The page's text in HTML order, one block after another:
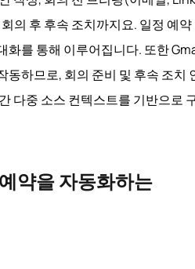
의 후 후속 조치까지요. 일정 예
화를 통해 이루어집니다. 또한
동하므로, 회의 준비 및 후속 조치
다중 소스 컨텍스트를 기반으로
약을 자동화하는